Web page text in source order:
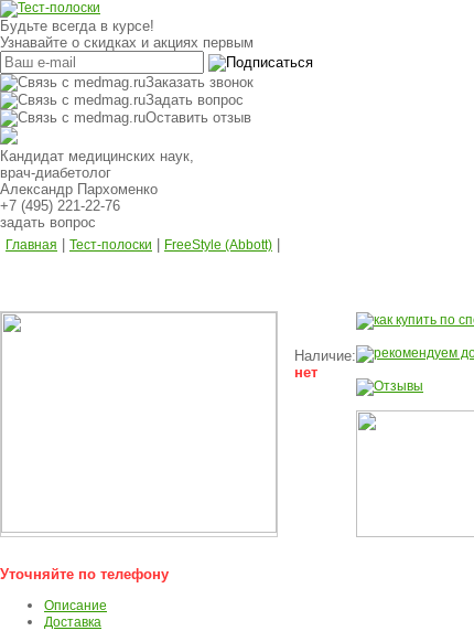
Будьте всегда в курсе!
Узнавайте о скидках и акциях первым
Заказать звонок
Задать вопрос
Оставить отзыв
Кандидат медицинских наук,
врач-диабетолог
Александр Пархоменко
+7 (495) 221-22-76
задать вопрос
Главная Тест-полоски FreeStyle (Abbott)
Наличие:
нет
Уточняйте по телефону
Описание
Доставка